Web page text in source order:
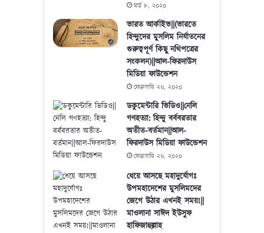
মার্চ ৮, ২০২০
ভারত আর্কাইভ||(ভারতে
হিন্দুদের মুসলিম নির্যাতনের
গুরুত্বপূর্ণ কিছু নথিপত্রের
সংকলন)||আল-ফিরদাউস
মিডিয়া ফাউন্ডেশন
ফেব্রুয়ারি ২৬, ২০২০
ডকুমেন্টারি ভিডিও||নেলি
গণহত্যা: হিন্দু বর্ববরতার
অতীত-বর্তমান||আল-
ফিরদাউস মিডিয়া ফাউন্ডেশন
ফেব্রুয়ারি ২৬, ২০২০
ধেয়ে আসছে মহাদুর্যোগঃ
উপমহাদেশের মুসলিমদের
জেগে উঠার এখনই সময়!||
মাওলানা সাঈদ ইউসুফ
হাফিজাহুল্লাহ